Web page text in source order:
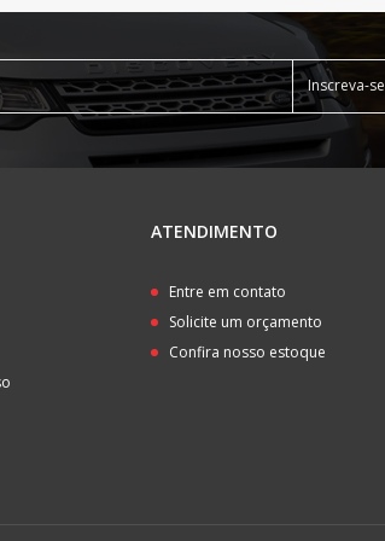
Inscreva-se
ATENDIMENTO
Entre em contato
Solicite um orçamento
Confira nosso estoque